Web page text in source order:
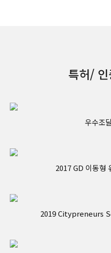
특허/
우수조
2017 GD 이동형
2019 Citypreneurs